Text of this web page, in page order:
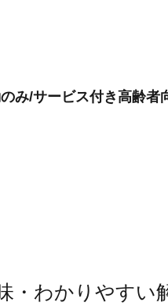
み/サービス付き高齢者
・わかりやすい